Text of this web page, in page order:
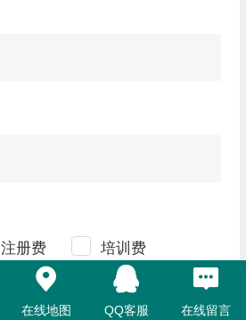
注册费 培训费
在线地图 QQ客服 在线留言